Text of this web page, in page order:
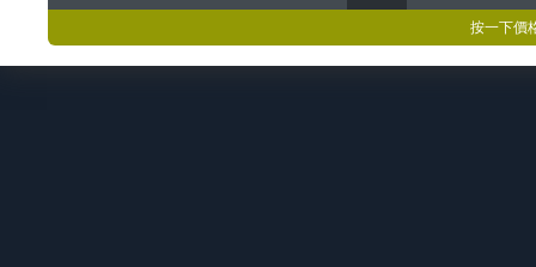
按一下價